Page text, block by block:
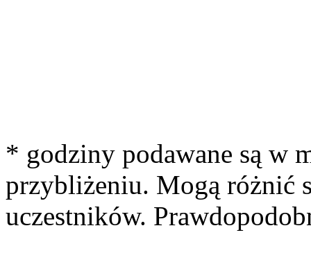
* godziny podawane są w
przybliżeniu. Mogą różnić
uczestników.